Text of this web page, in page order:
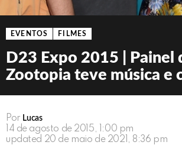
EVENTOS FILMES
D23 Expo 2015 | Painel
Zootopia teve música e
Por Lucas
14 de agosto de 2015, 1:00 pm
updated 20 de maio de 2021, 8:36 pm